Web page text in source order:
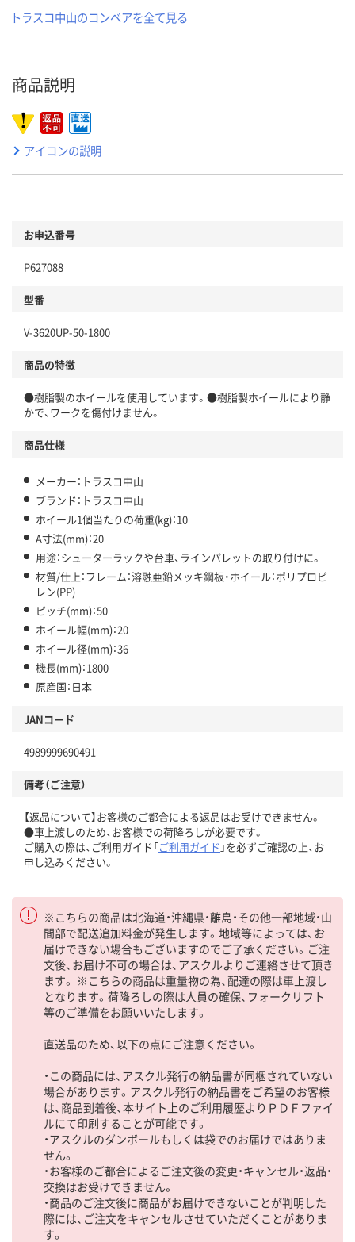
トラスコ中山のコンベアを全て見る
商品説明
アイコンの説明
お申込番号
P627088
型番
V-3620UP-50-1800
商品の特徴
●樹脂製のホイールを使用しています。●樹脂製ホイールにより静
かで、ワークを傷付けません。
商品仕様
メーカー：トラスコ中山
ブランド：トラスコ中山
ホイール1個当たりの荷重(kg)：10
A寸法(mm)：20
用途：シューターラックや台車、ラインパレットの取り付けに。
材質/仕上：フレーム：溶融亜鉛メッキ鋼板・ホイール：ポリプロピ
レン(PP)
ピッチ(mm)：50
ホイール幅(mm)：20
ホイール径(mm)：36
機長(mm)：1800
原産国：日本
JANコード
4989999690491
備考（ご注意）
【返品について】お客様のご都合による返品はお受けできません。
●車上渡しのため、お客様での荷降ろしが必要です。
ご購入の際は、ご利用ガイド「ご利用ガイド 」を必ずご確認の上、お
申し込みください。
※こちらの商品は北海道・沖縄県・離島・その他一部地域・山
間部で配送追加料金が発生します。地域等によっては、お
届けできない場合もございますのでご了承ください。ご注
文後、お届け不可の場合は、アスクルよりご連絡させて頂き
ます。 ※こちらの商品は重量物の為、配達の際は車上渡し
となります。荷降ろしの際は人員の確保、フォークリフト
等のご準備をお願いいたします。
直送品のため、以下の点にご注意ください。
・この商品には、アスクル発行の納品書が同梱されていない
場合があります。アスクル発行の納品書をご希望のお客様
は、商品到着後、本サイト上のご利用履歴よりＰＤＦファイ
ルにて印刷することが可能です。
・アスクルのダンボールもしくは袋でのお届けではありま
せん。
・お客様のご都合によるご注文後の変更・キャンセル・返品・
交換はお受けできません。
・商品のご注文後に商品がお届けできないことが判明した
際には、ご注文をキャンセルさせていただくことがありま
す。